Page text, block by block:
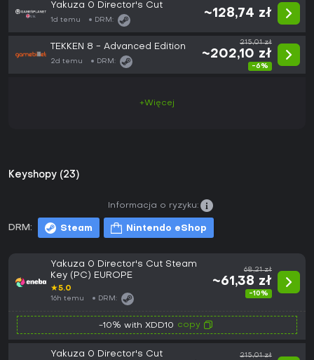
Yakuza 0 Director's Cut
1d temu DRM:
~128,74 zł
TEKKEN 8 - Advanced Edition
2d temu DRM:
215,01 zł
~202,10 zł
-6%
+Więcej
Keyshopy (23)
DRM: Steam Nintendo eShop
Informacja o ryzyku:
Yakuza 0 Director's Cut Steam
Key (PC) EUROPE
★5.0
16h temu DRM:
68,21 zł
~61,38 zł
-10%
-10% with XDD10 copy
Yakuza 0 Director's Cut
215,01 zł